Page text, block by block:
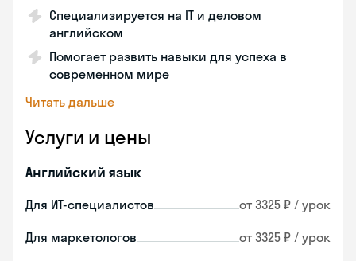
Специализируется на IT и деловом
английском
Помогает развить навыки для успеха в
современном мире
Читать дальше
Услуги и цены
Английский язык
Для ИТ-специалистов от 3325 ₽ / урок
Для маркетологов от 3325 ₽ / урок